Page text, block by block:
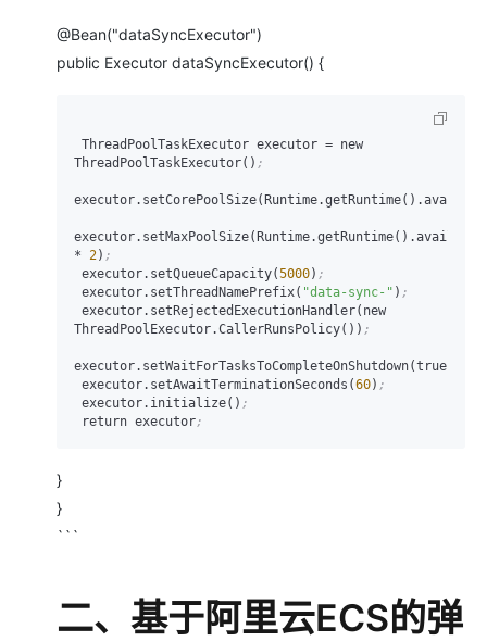
@Bean("dataSyncExecutor")
public Executor dataSyncExecutor() {
ThreadPoolTaskExecutor executor = new
ThreadPoolTaskExecutor() ;
* 2) ;
executor.setQueueCapacity(5000) ;
executor.setThreadNamePrefix( "data-sync-" ) ;
ThreadPoolExecutor.CallerRunsPolicy()) ;
executor.setWaitForTasksToCompleteOnShutdown(true)
executor.setAwaitTerminationSeconds(60) ;
executor.initialize() ;
return executor;
}
}
```
二、基于阿里云ECS的弹